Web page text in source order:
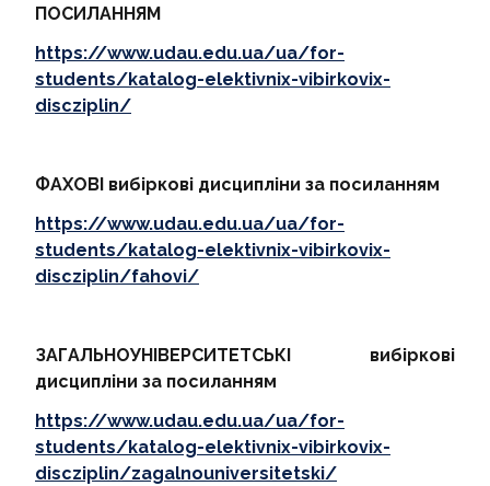
ПОСИЛАННЯМ
https://www.udau.edu.ua/ua/for-
students/katalog-elektivnix-vibirkovix-
discziplin/
ФАХОВІ вибіркові дисципліни за посиланням
https://www.udau.edu.ua/ua/for-
students/katalog-elektivnix-vibirkovix-
discziplin/fahovi/
ЗАГАЛЬНОУНІВЕРСИТЕТСЬКІ вибіркові
дисципліни за посиланням
https://www.udau.edu.ua/ua/for-
students/katalog-elektivnix-vibirkovix-
discziplin/zagalnouniversitetski/